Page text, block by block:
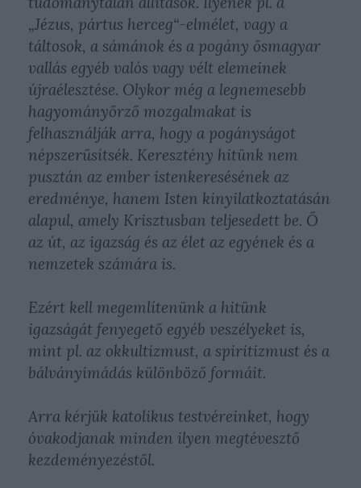
„Jézus, pártus herceg“-elmélet, vagy a
táltosok, a sámánok és a pogány ősmagyar
vallás egyéb valós vagy vélt elemeinek
újraélesztése. Olykor még a legnemesebb
hagyományőrző mozgalmakat is
felhasználják arra, hogy a pogányságot
népszerűsítsék. Keresztény hitünk nem
pusztán az ember istenkeresésének az
eredménye, hanem Isten kinyilatkoztatásán
alapul, amely Krisztusban teljesedett be. Ő
az út, az igazság és az élet az egyének és a
nemzetek számára is.
Ezért kell megemlítenünk a hitünk
igazságát fenyegető egyéb veszélyeket is,
mint pl. az okkultizmust, a spiritizmust és a
bálványimádás különböző formáit.
Arra kérjük katolikus testvéreinket, hogy
óvakodjanak minden ilyen megtévesztő
kezdeményezéstől.